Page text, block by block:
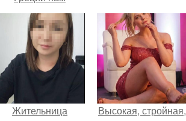
навязало кино.
Жительница
Высокая, стройная,